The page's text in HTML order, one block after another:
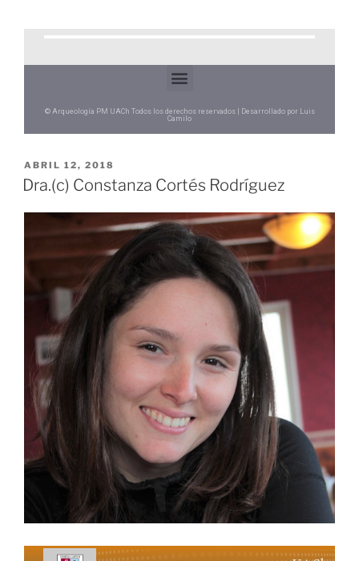
© Arqueología PM UACh Todos los derechos reservados | Desarrollado por Luis
Camilo
ABRIL 12, 2018
Dra.(c) Constanza Cortés Rodríguez